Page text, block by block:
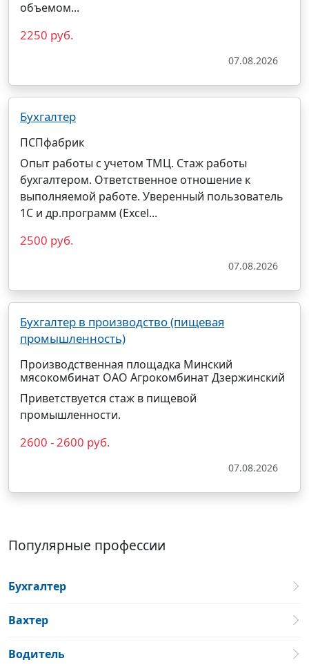
объемом...
2250 руб.
07.08.2026
Бухгалтер
ПСПфабрик
Опыт работы с учетом ТМЦ. Стаж работы
бухгалтером. Ответственное отношение к
выполняемой работе. Уверенный пользователь
1С и др.программ (Excel...
2500 руб.
07.08.2026
Бухгалтер в производство (пищевая
промышленность)
Производственная площадка Минский
мясокомбинат ОАО Агрокомбинат Дзержинский
Приветствуется стаж в пищевой
промышленности.
2600 - 2600 руб.
07.08.2026
Популярные профессии
Бухгалтер
Вахтер
Водитель